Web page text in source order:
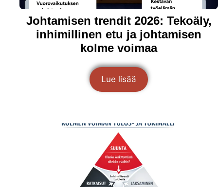
Johtamisen trendit 2026: Tekoäly,
inhimillinen etu ja johtamisen
kolme voimaa
Lue lisää